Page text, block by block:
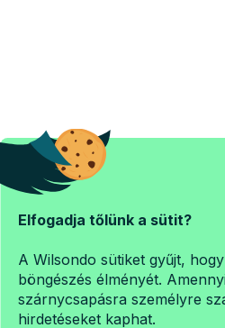
Elfogadja tőlünk a sütit?
A Wilsondo sütiket gyűjt,
böngészés élményét.
szárnycsapásra személyre
hirdetéseket kaphat.